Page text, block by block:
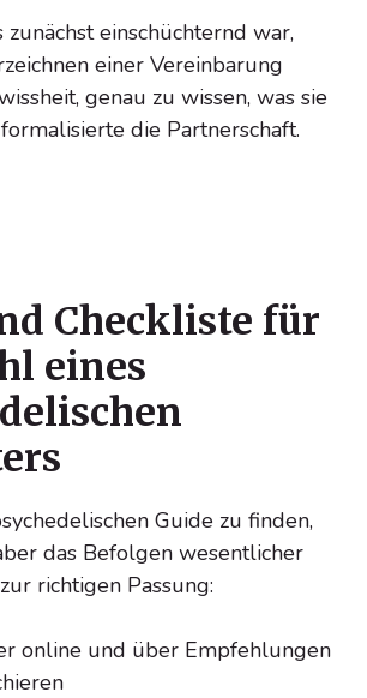
einschüchternd war,
einer Vereinbarung
genau zu wissen, was sie
die Partnerschaft.
Checkliste für
eines
Guide zu finden,
das Befolgen wesentlicher
richtigen Passung:
online und über Empfehlungen